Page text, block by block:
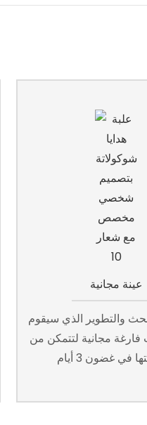
عينة مجانية
والتطوير الذي سيقوم
فارغة مجانية لتتمكن من
في غضون 3 أيام